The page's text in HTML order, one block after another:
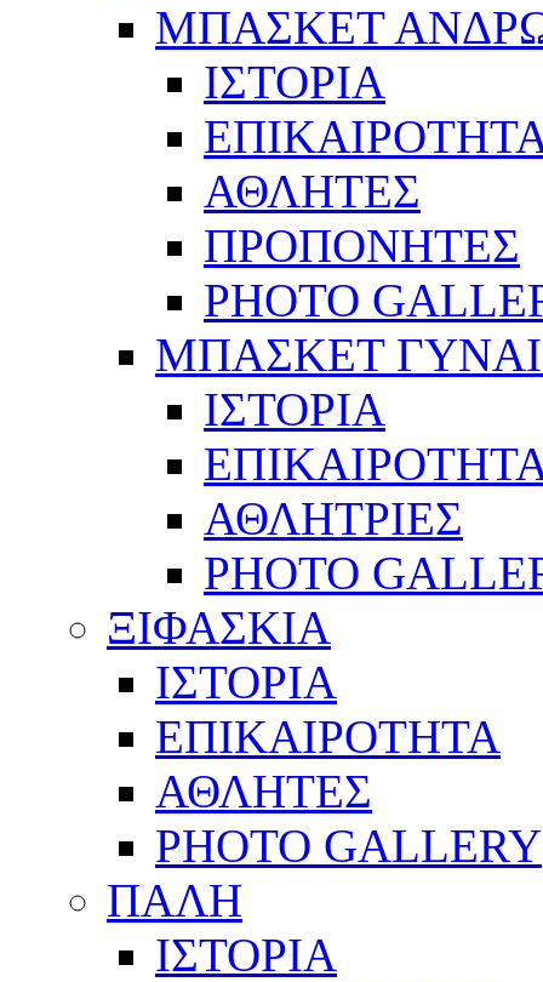
ΜΠΑΣΚΕΤ
ΙΣΤΟΡΙΑ
ΑΘΛΗΤΕΣ
ΠΡΟΠΟΝΗΤΕΣ
PHOTO
ΜΠΑΣΚΕΤ
ΙΣΤΟΡΙΑ
ΑΘΛΗΤΡΙΕΣ
PHOTO
ΞΙΦΑΣΚΙΑ
ΙΣΤΟΡΙΑ
ΕΠΙΚΑΙΡΟΤΗΤΑ
ΑΘΛΗΤΕΣ
PHOTO GALLERY
ΠΑΛΗ
ΙΣΤΟΡΙΑ